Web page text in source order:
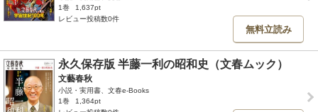
1巻
1,637pt
レビュー投稿数0件
無料立読み
永久保存版 半藤一利の昭和史（文春ムック）
文藝春秋
小説・実用書、文春e-Books
1巻
1,364pt